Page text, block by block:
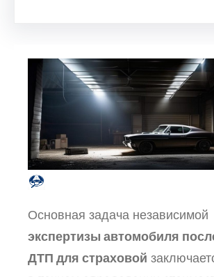
Основная задача независимой
экспертизы автомобиля
ДТП для страховой